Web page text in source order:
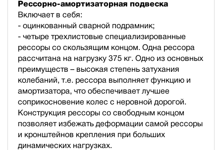
Рессорно-амортизаторная подвеска
Включает в себя:
- оцинкованный сварной подрамник;
- четыре трехлистовые специализированные
рессоры со скользящим концом. Одна рессора
рассчитана на нагрузку 375 кг. Одно из основных
преимуществ – высокая степень затухания
колебаний, т.е. рессора выполняет функцию и
амортизатора, что обеспечивает лучшее
соприкосновение колес с неровной дорогой.
Конструкция рессоры со свободным концом
позволяет избежать деформации самой рессоры
и кронштейнов крепления при больших
динамических нагрузках.